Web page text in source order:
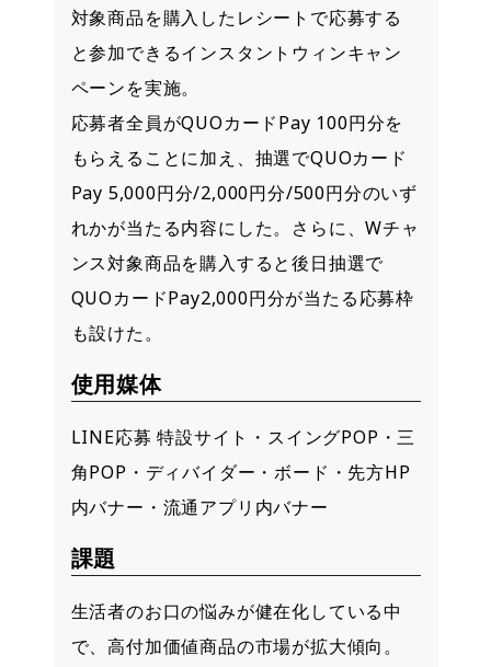
対象商品を購入したレシートで応募する
と参加できるインスタントウィンキャン
ペーンを実施。
応募者全員がQUOカードPay 100円分を
もらえることに加え、抽選でQUOカード
Pay 5,000円分/2,000円分/500円分のいず
れかが当たる内容にした。さらに、Wチャ
ンス対象商品を購入すると後日抽選で
QUOカードPay2,000円分が当たる応募枠
も設けた。
使用媒体
LINE応募 特設サイト・スイングPOP・三
角POP・ディバイダー・ボード・先方HP
内バナー・流通アプリ内バナー
課題
生活者のお口の悩みが健在化している中
で、高付加価値商品の市場が拡大傾向。